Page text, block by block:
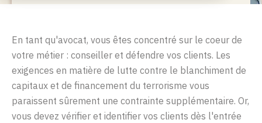
En tant qu'avocat, vous êtes concentré sur le coeur de
votre métier : conseiller et défendre vos clients. Les
exigences en matière de lutte contre le blanchiment de
capitaux et de financement du terrorisme vous
paraissent sûrement une contrainte supplémentaire. Or,
vous devez vérifier et identifier vos clients dès l'entrée